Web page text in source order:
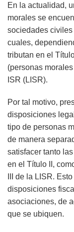
En la actualidad,
morales se
sociedades
cuales,
tributan en el
(personas
ISR (LISR).
Por tal motivo,
disposiciones
tipo de personas
de manera
satisfacer tanto
en el Título II,
III de la LISR.
disposiciones
asociaciones, de
que se ubiquen.